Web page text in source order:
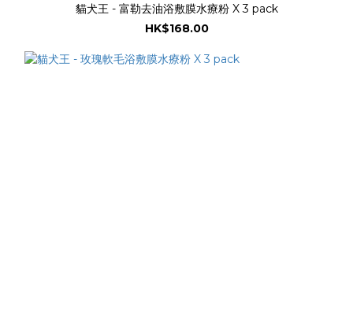
貓犬王 - 富勒去油浴敷膜水療粉 X 3 pack
HK$168.00